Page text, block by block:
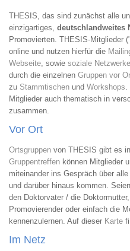
THESIS, das sind zunächst alle
einzigartiges, deutschlandweites
Promovierten. THESIS-Mitglieder
online und nutzen hierfür die
Webseite, sowie soziale Netzwerke
durch die einzelnen Gruppen vor
zu Stammtischen und Workshops.
Mitglieder auch thematisch in
zusammen.
Vor Ort
Ortsgruppen von THESIS gibt es
Gruppentreffen können Mitglieder
miteinander ins Gespräch über alle
und darüber hinaus kommen.
den Doktorvater / die
Promovierender oder einfach die
kennenzulernen. Auf dieser Karte
Im Netz